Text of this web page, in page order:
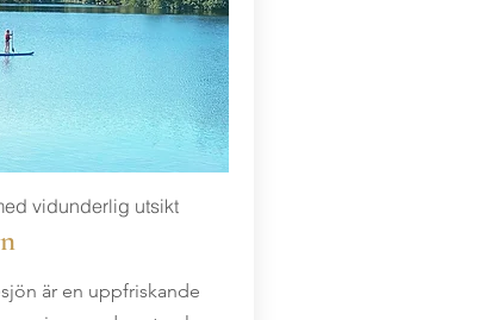
vidunderlig utsikt
är en uppfriskande